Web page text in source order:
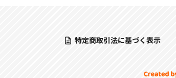
特定商取引法に基づく表示